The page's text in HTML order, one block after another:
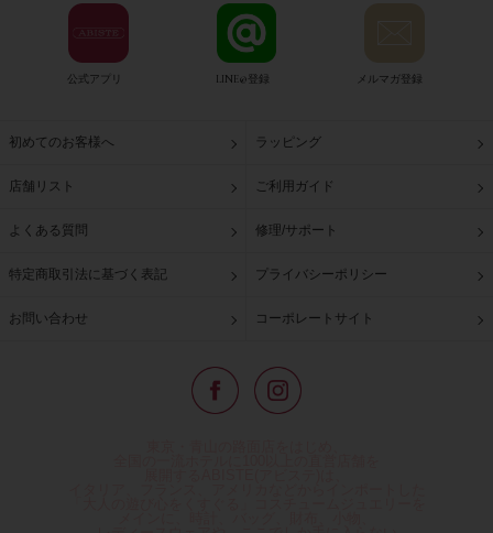
公式アプリ LINE@登録 メルマガ登録
初めてのお客様へ ラッピング
店舗リスト ご利用ガイド
よくある質問 修理/サポート
特定商取引法に基づく表記 プライバシーポリシー
お問い合わせ コーポレートサイト